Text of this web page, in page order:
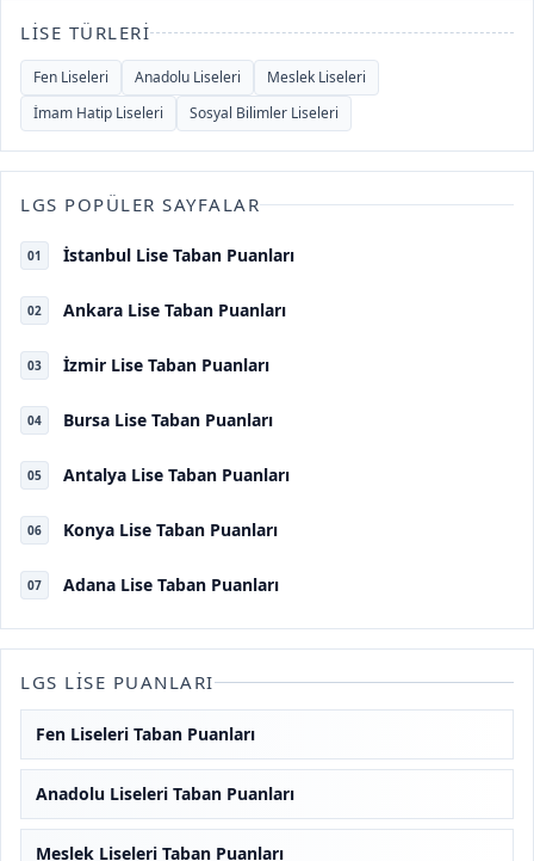
LISE TÜRLERI
Fen Liseleri Anadolu Liseleri
Meslek Liseleri
İmam Hatip Liseleri
Sosyal Bilimler Liseleri
LGS POPÜLER SAYFALAR
01 İstanbul Lise Taban Puanları
02 Ankara Lise Taban Puanları
03 İzmir Lise Taban Puanları
04 Bursa Lise Taban Puanları
05 Antalya Lise Taban Puanları
06 Konya Lise Taban Puanları
07 Adana Lise Taban Puanları
LGS LISE PUANLARI
Fen Liseleri Taban Puanları
Anadolu Liseleri Taban Puanları
Meslek Liseleri Taban Puanları